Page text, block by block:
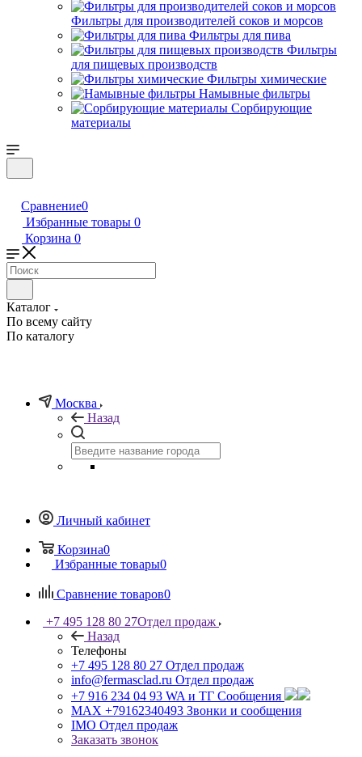
Фильтры для производителей соков и морсов
Фильтры для пива
Фильтры
для пищевых производств
Фильтры химические
Намывные фильтры
Сорбирующие
материалы
Сравнение0
Избранные товары 0
Корзина 0
Каталог
По всему сайту
По каталогу
Москва
Назад
Личный кабинет
Корзина0
Избранные товары0
Сравнение товаров0
+7 495 128 80 27Отдел продаж
Назад
Телефоны
+7 495 128 80 27 Отдел продаж
info@fermasclad.ru Отдел продаж
+7 916 234 04 93 WA и ТГ Сообщения
MAX +79162340493 Звонки и сообщения
IMO Отдел продаж
Заказать звонок